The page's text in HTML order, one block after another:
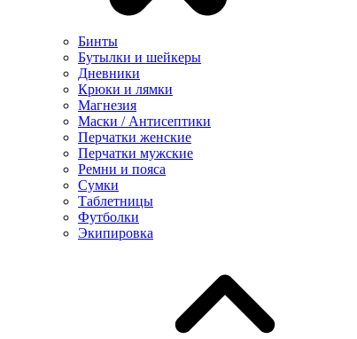
Бинты
Бутылки и шейкеры
Дневники
Крюки и лямки
Магнезия
Маски / Антисептики
Перчатки женские
Перчатки мужские
Ремни и пояса
Сумки
Таблетницы
Футболки
Экипировка